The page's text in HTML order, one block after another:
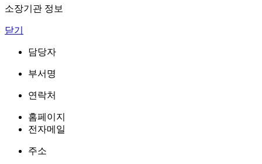
소장기관 정보
닫기
담당자
부서명
연락처
홈페이지
전자메일
주소